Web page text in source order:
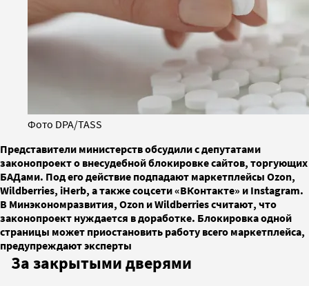
Фото DPA/TASS
Представители министерств обсудили с депутатами
законопроект о внесудебной блокировке сайтов, торгующих
БАДами. Под его действие подпадают маркетплейсы Ozon,
Wildberries, iHerb, а также соцсети «ВКонтакте» и Instagram.
В Минэкономразвития, Ozon и Wildberries считают, что
законопроект нуждается в доработке. Блокировка одной
страницы может приостановить работу всего маркетплейса,
предупреждают эксперты
За закрытыми дверями